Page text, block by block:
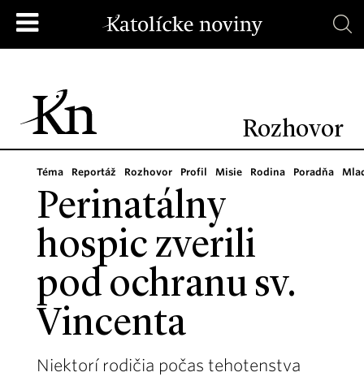
Rozhovor
Téma Reportáž Rozhovor Profil Misie Rodina Poradňa
Perinatálny
hospic zverili
pod ochranu sv.
Vincenta
Niektorí rodičia počas tehotenstva